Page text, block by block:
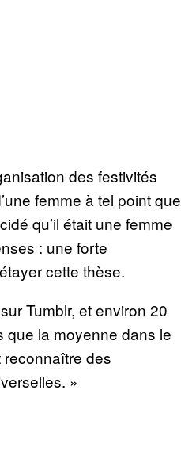
des festivités
femme à tel point que
qu’il était une femme
: une forte
cette thèse.
Tumblr, et environ 20
que la moyenne dans le
des
»